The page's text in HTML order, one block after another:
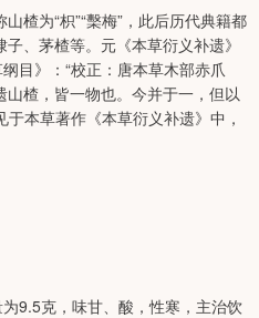
楂为“枳”“檕梅”，此后历代典籍都
、茅楂等。元《本草衍义补遗》
目》：“校正：唐本草木部赤爪
楂，皆一物也。今并于一，但以
于本草著作《本草衍义补遗》中，
9.5克，味甘、酸，性寒，主治饮